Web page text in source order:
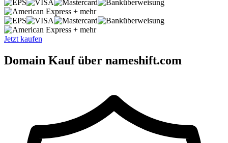
+ mehr
+ mehr
Jetzt kaufen
Domain Kauf über nameshift.com